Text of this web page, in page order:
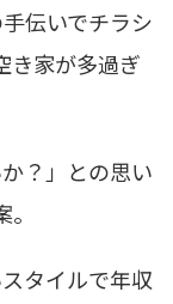
伝いでチラシ
き家が多過ぎ
？」との思い
タイルで年収